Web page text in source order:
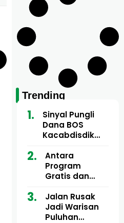
Trending
Sinyal Pungli
Dana BOS
Kacabdisdik
Mencuat, 84
Sekolah Wajib
Setor
Antara
Program
Gratis dan
Motor Imum
Gampong, Uji
Nyali APH
Jalan Rusak
Jadi Warisan
Puluhan